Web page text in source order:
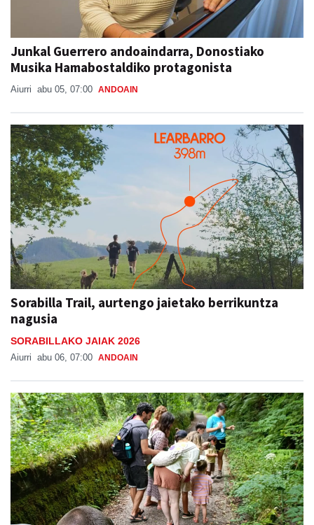
Junkal Guerrero andoaindarra, Donostiako
Musika Hamabostaldiko protagonista
Aiurri abu 05, 07:00 ANDOAIN
Sorabilla Trail, aurtengo jaietako berrikuntza
nagusia
SORABILLAKO JAIAK 2026
Aiurri abu 06, 07:00 ANDOAIN